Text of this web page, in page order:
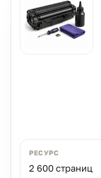
РЕСУРС
2 600 страниц